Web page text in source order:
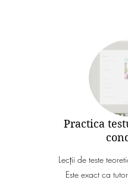
Practica
Lecții de teste
Este exact ca